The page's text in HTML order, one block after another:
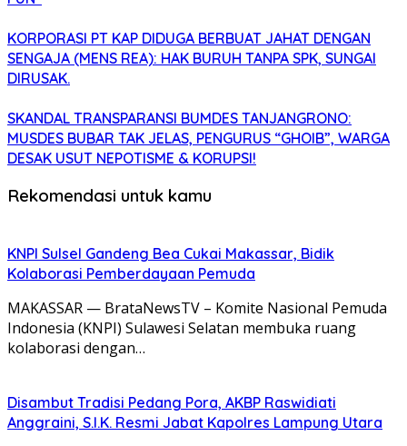
KORPORASI PT KAP DIDUGA BERBUAT JAHAT DENGAN
SENGAJA (MENS REA): HAK BURUH TANPA SPK, SUNGAI
DIRUSAK.
SKANDAL TRANSPARANSI BUMDES TANJANGRONO:
MUSDES BUBAR TAK JELAS, PENGURUS “GHOIB”, WARGA
DESAK USUT NEPOTISME & KORUPSI!
Rekomendasi untuk kamu
KNPI Sulsel Gandeng Bea Cukai Makassar, Bidik
Kolaborasi Pemberdayaan Pemuda
MAKASSAR — BrataNewsTV – Komite Nasional Pemuda
Indonesia (KNPI) Sulawesi Selatan membuka ruang
kolaborasi dengan…
Disambut Tradisi Pedang Pora, AKBP Raswidiati
Anggraini, S.I.K. Resmi Jabat Kapolres Lampung Utara